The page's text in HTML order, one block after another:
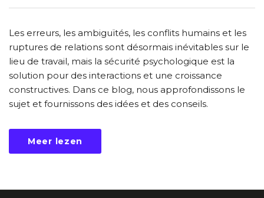
Les erreurs, les ambiguïtés, les conflits humains et les
ruptures de relations sont désormais inévitables sur le
lieu de travail, mais la sécurité psychologique est la
solution pour des interactions et une croissance
constructives. Dans ce blog, nous approfondissons le
sujet et fournissons des idées et des conseils.
Meer lezen